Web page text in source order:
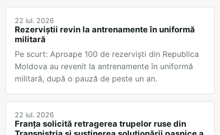
22 iul. 2026
Rezerviștii revin la antrenamente în uniformă
militară
Pe scurt: Aproape 100 de rezerviști din Republica
Moldova au revenit la antrenamente în uniformă
militară, după o pauză de peste un an.
22 iul. 2026
Franța solicită retragerea trupelor ruse din